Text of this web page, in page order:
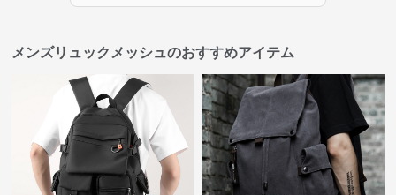
メンズリュックメッシュのおすすめアイテム